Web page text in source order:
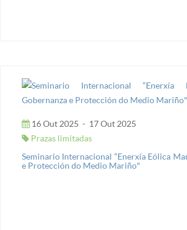
16 Out 2025 - 17 Out 2025
Prazas limitadas
Seminario Internacional “Enerxía Eólica
e Protección do Medio Mariño"